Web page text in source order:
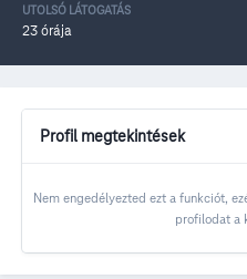
UTOLSÓ LÁTOGATÁS
23 órája
Profil megtekintések
Nem engedélyezted ezt a funkciót,
profilodat a